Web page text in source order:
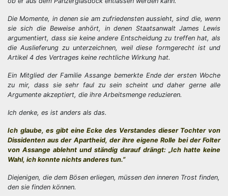
Die Momente, in denen sie am zufriedensten aussieht, sind die, wenn
sie sich die Beweise anhört, in denen Staatsanwalt James Lewis
argumentiert, dass sie keine andere Entscheidung zu treffen hat, als
die Auslieferung zu unterzeichnen, weil diese formgerecht ist und
Artikel 4 des Vertrages keine rechtliche Wirkung hat.
Ein Mitglied der Familie Assange bemerkte Ende der ersten Woche
zu mir, dass sie sehr faul zu sein scheint und daher gerne alle
Argumente akzeptiert, die ihre Arbeitsmenge reduzieren.
Ich denke, es ist anders als das.
Ich glaube, es gibt eine Ecke des Verstandes dieser Tochter von
Dissidenten aus der Apartheid, der ihre eigene Rolle bei der Folter
von Assange ablehnt und ständig darauf drängt: „Ich hatte keine
Wahl, ich konnte nichts anderes tun.”
Diejenigen, die dem Bösen erliegen, müssen den inneren Trost finden,
den sie finden können.